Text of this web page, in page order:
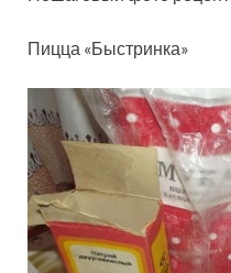
Пицца «Быстринка»